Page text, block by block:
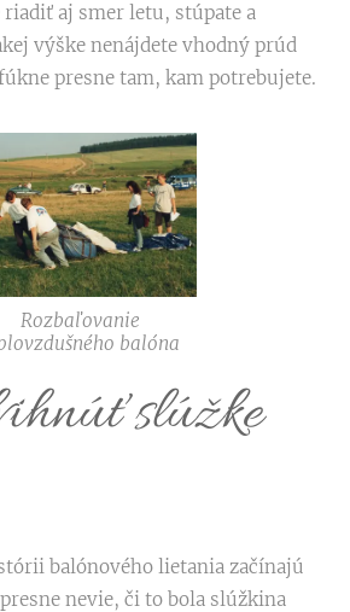
riadiť aj smer letu, stúpate a
výške nenájdete vhodný prúd
presne tam, kam potrebujete.
Rozbaľovanie
balóna
slúžke
balónového lietania začínajú
nevie, či to bola slúžkina